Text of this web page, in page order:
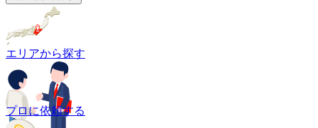
エリアから探す
プロに依頼する